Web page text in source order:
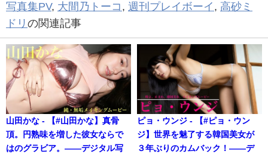
写真集PV, 大間乃トーコ , 週刊プレイボーイ , 高砂ミ
ドリ の関連記事
山田かな - 【#山田かな】真骨
頂。円熟味を増した彼女ならで
はのグラビア。――デジタル写
ピョ・ウンジ - 【#ピョ・ウン
ジ】世界を魅了する韓国美女が
３年ぶりのカムバック！――デ